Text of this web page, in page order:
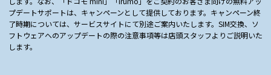
プデートサポートは、キャンペーンとして提供しております。キャンペーン終
了時期については、サービスサイトにて別途ご案内いたします。SIM交換、ソ
フトウェアへのアップデートの際の注意事項等は店頭スタッフよりご説明いた
します。